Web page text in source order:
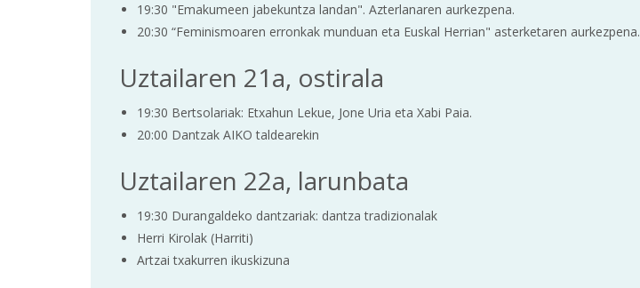
19:30 "Emakumeen jabekuntza landan". Azterlanaren aurkezpena.
20:30 “Feminismoaren erronkak munduan eta Euskal Herrian" asterketaren aurkezpena.
Uztailaren 21a, ostirala
19:30 Bertsolariak: Etxahun Lekue, Jone Uria eta Xabi Paia.
20:00 Dantzak AIKO taldearekin
Uztailaren 22a, larunbata
19:30 Durangaldeko dantzariak: dantza tradizionalak
Herri Kirolak (Harriti)
Artzai txakurren ikuskizuna